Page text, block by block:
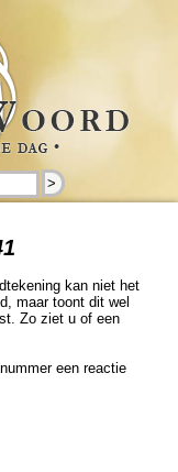
>
kan niet het
maar toont dit wel
Zo ziet u of een
een reactie